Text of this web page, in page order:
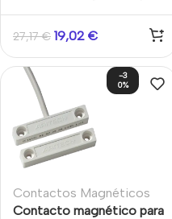
operativa máx. 9mm. 2m
de cable.
27,17€ 19,02 €
-3
0%
Contactos Magnéticos
Contacto magnético para